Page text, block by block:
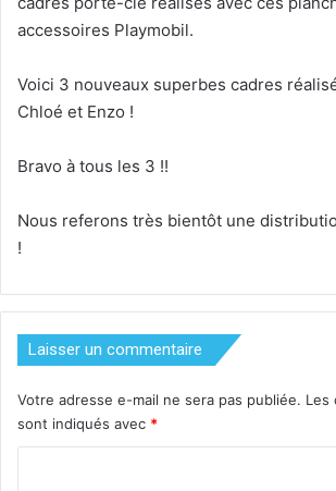
accessoires Playmobil.
Voici 3 nouveaux superbes cadres
Chloé et Enzo !
Bravo à tous les 3 !!
Nous referons très bientôt une
!
Laisser un commentaire
Votre adresse e-mail ne sera pas publiée. Les
sont indiqués avec *